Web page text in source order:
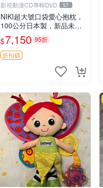
影視動漫CD專輯DVD 57
NIKI超大號口袋愛心抱枕，
100公分日本製，新品未拆
封 胖嘟嘟收藏推薦 愛心抱
枕 日本 抱枕
$7,150 95折
折扣碼